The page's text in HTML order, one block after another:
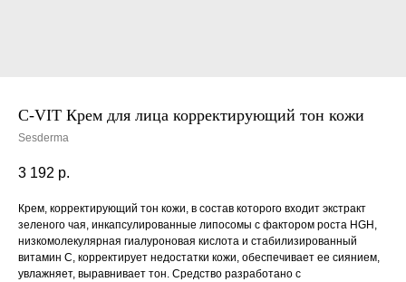
C-VIT Крем для лица корректирующий тон кожи
Sesderma
3 192 р.
Крем, корректирующий тон кожи, в состав которого входит экстракт
зеленого чая, инкапсулированные липосомы с фактором роста HGH,
низкомолекулярная гиалуроновая кислота и стабилизированный
витамин С, корректирует недостатки кожи, обеспечивает ее сиянием,
увлажняет, выравнивает тон. Средство разработано с